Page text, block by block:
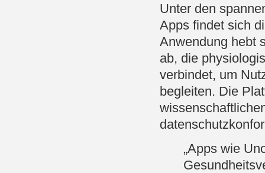
Unter den
Apps findet sich
Anwendung hebt
ab, die
verbindet, um
begleiten. Die
„Apps wie